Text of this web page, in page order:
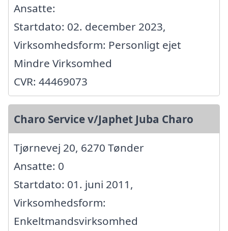
Ansatte:
Startdato: 02. december 2023,
Virksomhedsform: Personligt ejet
Mindre Virksomhed
CVR: 44469073
Charo Service v/Japhet Juba Charo
Tjørnevej 20, 6270 Tønder
Ansatte: 0
Startdato: 01. juni 2011,
Virksomhedsform:
Enkeltmandsvirksomhed